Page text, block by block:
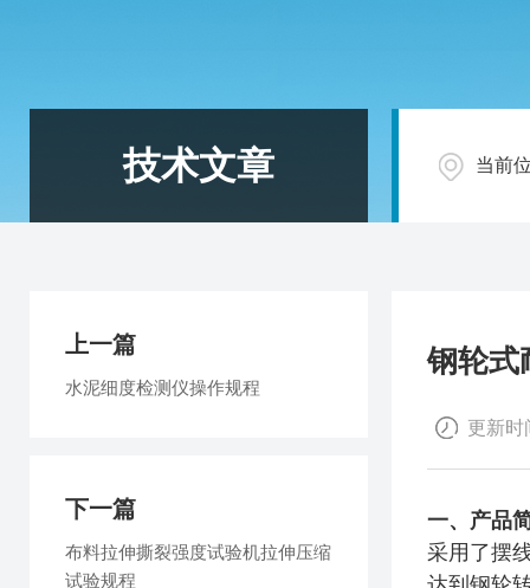
技术文章 当前
钢轮式
更新时
一、产品
采用了摆
上一篇
水泥细度检测仪操作规程
下一篇
布料拉伸撕裂强度试验机拉伸压缩
试验规程